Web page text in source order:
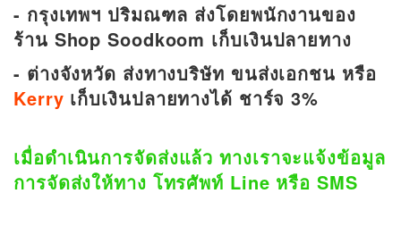
- กรุงเทพฯ ปริมณฑล ส่งโดยพนักงานของ
ร้าน Shop Soodkoom เก็บเงินปลายทาง
- ต่างจังหวัด ส่งทางบริษัท ขนส่งเอกชน หรือ
Kerry เก็บเงินปลายทางได้ ชาร์จ 3%
เมื่อดำเนินการจัดส่งแล้ว ทางเราจะแจ้งข้อมูล
การจัดส่งให้ทาง โทรศัพท์ Line หรือ SMS